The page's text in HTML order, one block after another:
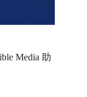
Media 助